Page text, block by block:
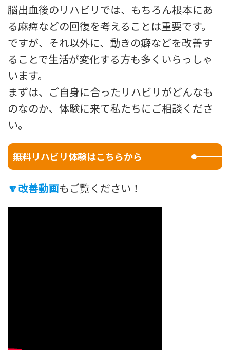
脳出血後のリハビリでは、もちろん根本にあ
る麻痺などの回復を考えることは重要です。
ですが、それ以外に、動きの癖などを改善す
ることで生活が変化する方も多くいらっしゃ
います。
まずは、ご自身に合ったリハビリがどんなも
のなのか、体験に来て私たちにご相談くださ
い。
無料リハビリ体験はこちらから
🔽改善動画もご覧ください！